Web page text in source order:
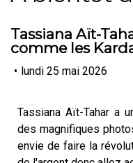
Tassiana Aït-
comme les
• lundi 25 mai 2026
Tassiana Aït-Tahar a
des magnifiques
envie de faire la